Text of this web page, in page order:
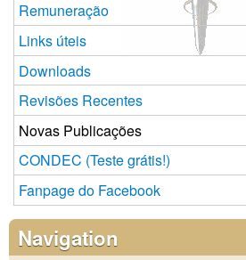
Remuneração
Links úteis
Downloads
Revisões Recentes
Novas Publicações
CONDEC (Teste grátis!)
Fanpage do Facebook
Navigation